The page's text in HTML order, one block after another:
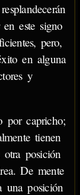
este signo
pero,
en alguna
y
por capricho;
tienen
otra posición
De mente
una posición